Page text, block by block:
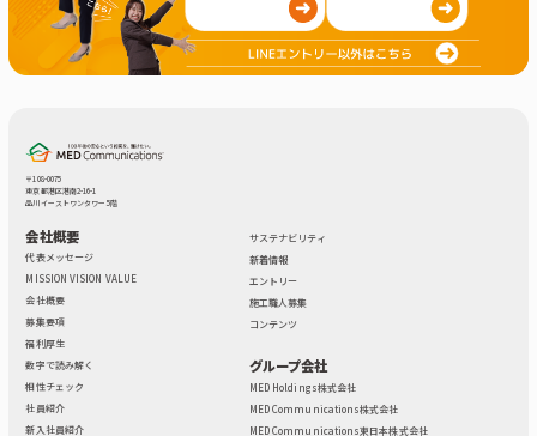
〒108-0075
東京都港区港南2-16-1
品川イーストワンタワー 5階
会社概要
代表メッセージ
MISSION VISION VALUE
会社概要
募集要項
福利厚生
数字で読み解く
相性チェック
社員紹介
新入社員紹介
サステナビリティ
新着情報
エントリー
施工職人募集
コンテンツ
グループ会社
MED Holdings株式会社
MED Communications株式会社
MED Communications東日本株式会社